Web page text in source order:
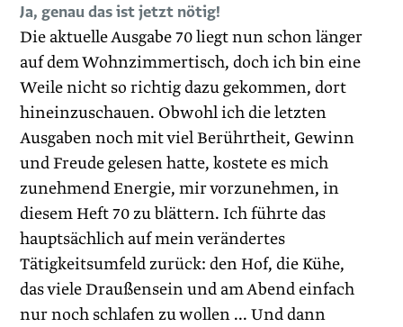
Ja, genau das ist jetzt nötig!
Die aktuelle Ausgabe 70 liegt nun schon länger
auf dem Wohnzimmertisch, doch ich bin eine
Weile nicht so richtig dazu gekommen, dort
hineinzuschauen. Obwohl ich die letzten
Ausgaben noch mit viel Berührtheit, Gewinn
und Freude gelesen hatte, kostete es mich
zunehmend Energie, mir vorzunehmen, in
diesem Heft 70 zu blättern. Ich führte das
hauptsächlich auf mein verändertes
Tätigkeitsumfeld zurück: den Hof, die Kühe,
das viele Draußensein und am Abend einfach
nur noch schlafen zu wollen ... Und dann